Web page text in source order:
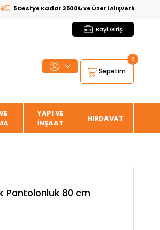
Kadar 3500₺ ve Üzeri AlışverişlerdeKARGO
Bayi Girişi
Sepetim
0
YAPI VE
İNŞAAT
HIRDAVAT
Pantolonluk 80 cm